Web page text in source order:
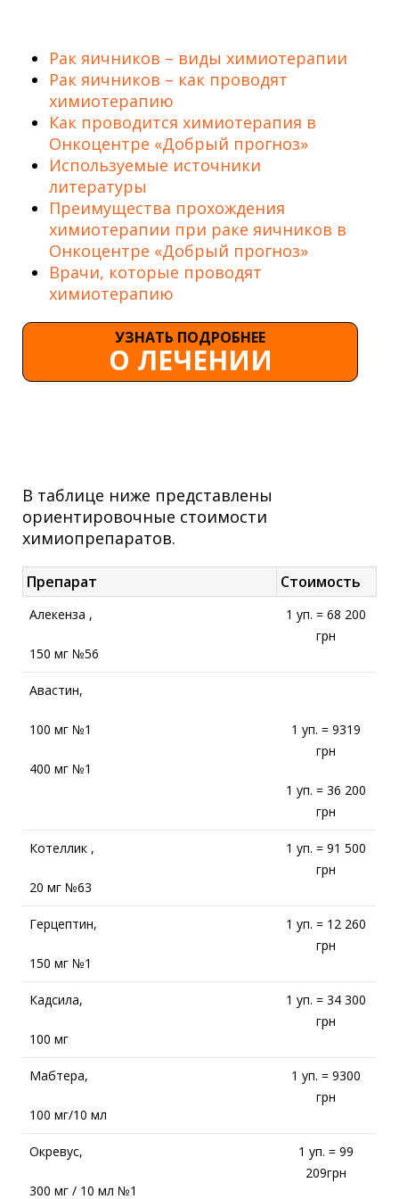
Рак яичников – виды химиотерапии
Рак яичников – как проводят
химиотерапию
Как проводится химиотерапия в
Онкоцентре «Добрый прогноз»
Используемые источники
литературы
Преимущества прохождения
химиотерапии при раке яичников в
Онкоцентре «Добрый прогноз»
Врачи, которые проводят
химиотерапию
УЗНАТЬ ПОДРОБНЕЕ
О ЛЕЧЕНИИ
В таблице ниже представлены
ориентировочные стоимости
химиопрепаратов.
Препарат Стоимость
Алекенза ,
150 мг №56
1 уп. = 68 200
грн
Авастин,
100 мг №1
400 мг №1
1 уп. = 9319
грн
1 уп. = 36 200
грн
Котеллик ,
20 мг №63
1 уп. = 91 500
грн
Герцептин,
150 мг №1
1 уп. = 12 260
грн
Кадсила,
100 мг
1 уп. = 34 300
грн
Мабтера,
100 мг/10 мл
1 уп. = 9300
грн
Окревус,
300 мг / 10 мл №1
1 уп. = 99
209грн